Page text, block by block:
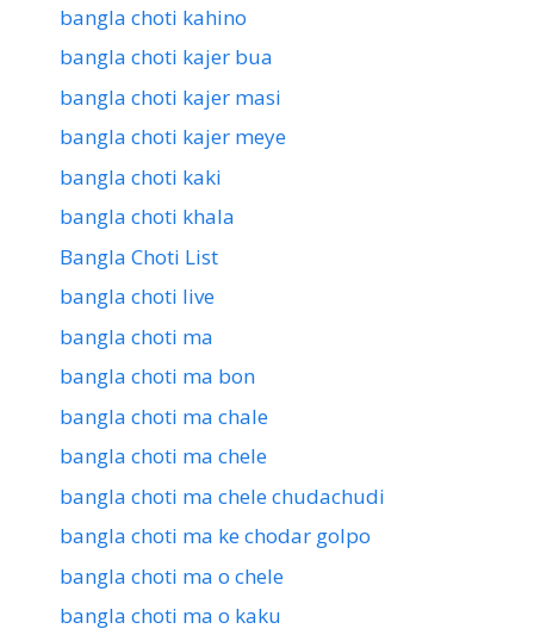
bangla choti kahino
bangla choti kajer bua
bangla choti kajer masi
bangla choti kajer meye
bangla choti kaki
bangla choti khala
Bangla Choti List
bangla choti live
bangla choti ma
bangla choti ma bon
bangla choti ma chale
bangla choti ma chele
bangla choti ma chele chudachudi
bangla choti ma ke chodar golpo
bangla choti ma o chele
bangla choti ma o kaku